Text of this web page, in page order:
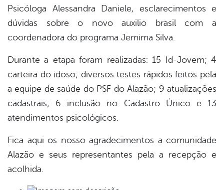
Psicóloga Alessandra Daniele, esclarecimentos e
dúvidas sobre o novo auxilio brasil com a
coordenadora do programa Jemima Silva.
Durante a etapa foram realizadas: 15 Id-Jovem; 4
carteira do idoso; diversos testes rápidos feitos pela
a equipe de saúde do PSF do Alazão; 9 atualizações
cadastrais; 6 inclusão no Cadastro Único e 13
atendimentos psicológicos.
Fica aqui os nosso agradecimentos a comunidade
Alazão e seus representantes pela a recepção e
acolhida.